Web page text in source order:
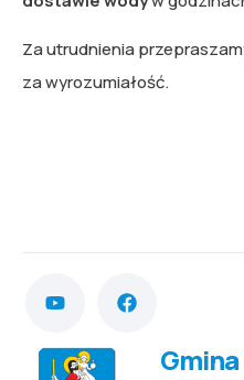
Za utrudnienia
za wyrozumiałość.